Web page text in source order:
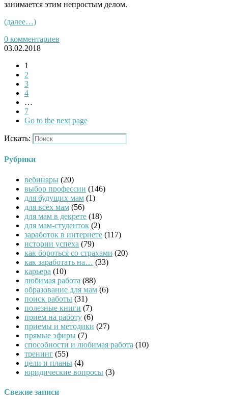
занимается этим непростым делом.
(далее…)
0 комментариев
03.02.2018
1
2
3
4
…
7
Go to the next page
Искать:
Рубрики
вебинары (20)
выбор профессии (146)
для будущих мам (1)
для всех мам (56)
для мам в декрете (18)
для мам-студенток (2)
заработок в интернете (117)
истории успеха (79)
как бороться со страхами (20)
как заработать на… (33)
карьера (10)
любимая работа (88)
образование для мам (6)
поиск работы (31)
полезные книги (7)
прием на работу (6)
приемы и методики (27)
прямые эфиры (7)
способности и любимая работа (10)
тренинг (55)
цели и планы (4)
юридические вопросы (3)
Свежие записи